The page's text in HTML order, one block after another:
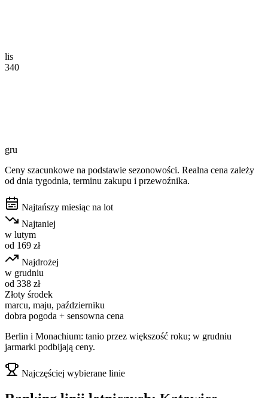
lis
340
gru
Ceny szacunkowe na podstawie sezonowości. Realna cena zależy
od dnia tygodnia, terminu zakupu i przewoźnika.
Najtańszy miesiąc na lot
Najtaniej
w lutym
od 169 zł
Najdrożej
w grudniu
od 338 zł
Złoty środek
marcu, maju, październiku
dobra pogoda + sensowna cena
Berlin i Monachium: tanio przez większość roku; w grudniu
jarmarki podbijają ceny.
Najczęściej wybierane linie